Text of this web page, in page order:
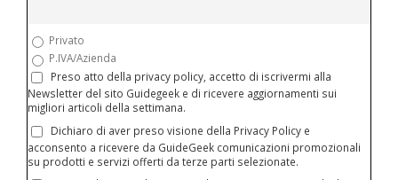
Privato
P.IVA/Azienda
Preso atto della privacy policy, accetto di iscrivermi alla
Newsletter del sito Guidegeek e di ricevere aggiornamenti sui
migliori articoli della settimana.
Dichiaro di aver preso visione della Privacy Policy e
acconsento a ricevere da GuideGeek comunicazioni promozionali
su prodotti e servizi offerti da terze parti selezionate.